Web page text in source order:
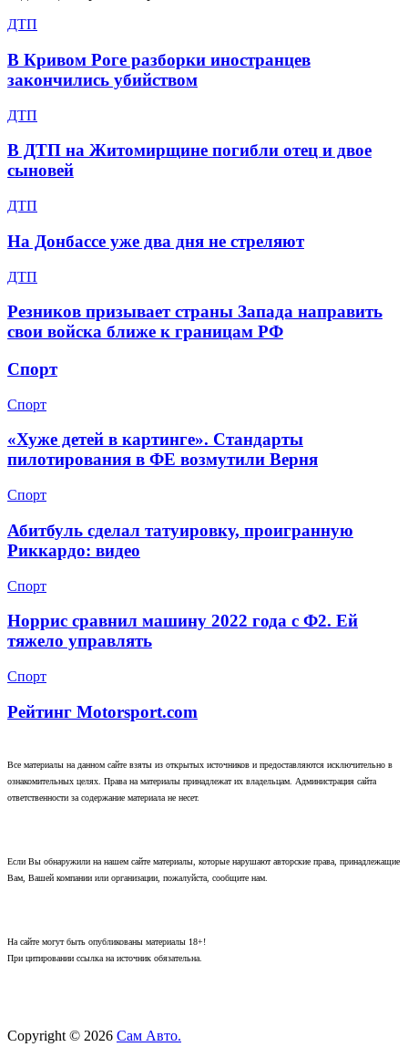
ДТП
В Кривом Роге разборки иностранцев
закончились убийством
ДТП
В ДТП на Житомирщине погибли отец и двое
сыновей
ДТП
На Донбассе уже два дня не стреляют
ДТП
Резников призывает страны Запада направить
свои войска ближе к границам РФ
Спорт
Спорт
«Хуже детей в картинге». Стандарты
пилотирования в ФЕ возмутили Верня
Спорт
Абитбуль сделал татуировку, проигранную
Риккардо: видео
Спорт
Норрис сравнил машину 2022 года с Ф2. Ей
тяжело управлять
Спорт
Рейтинг Motorsport.com
Все материалы на данном сайте взяты из открытых источников и предоставляются исключительно в
ознакомительных целях. Права на материалы принадлежат их владельцам. Администрация сайта
ответственности за содержание материала не несет.
Если Вы обнаружили на нашем сайте материалы, которые нарушают авторские права, принадлежащие
Вам, Вашей компании или организации, пожалуйста, сообщите нам.
На сайте могут быть опубликованы материалы 18+!
При цитировании ссылка на источник обязательна.
Copyright © 2026 Сам Авто.